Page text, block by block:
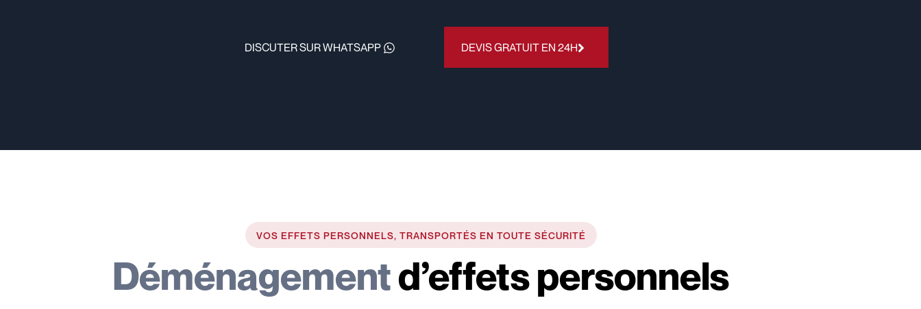
DISCUTER SUR WHATSAPP DEVIS GRATUIT EN 24H
VOS EFFETS PERSONNELS, TRANSPORTÉS EN TOUTE SÉCURITÉ
Déménagementd’effets personnels